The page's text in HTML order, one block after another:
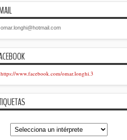
omar.longhi@hotmail.com
https://www.facebook.com/omar.longhi.3